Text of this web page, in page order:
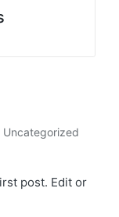
Publicado
Uncategorized
post. Edit or